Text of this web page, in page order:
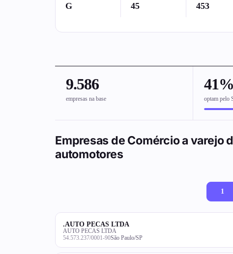
G 45 453
9.586
empresas na base
41%
optam pelo
Empresas de Comércio a varejo
automotores
1
.AUTO PECAS LTDA
AUTO PECAS LTDA
54.573.237/0001-90São Paulo/SP